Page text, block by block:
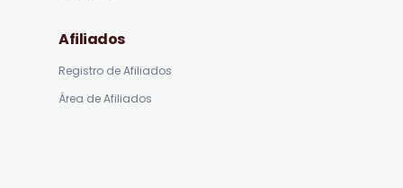
Afiliados
Registro de Afiliados
Área de Afiliados